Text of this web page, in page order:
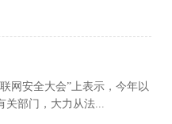
网安全大会”上表示，今年以
关部门，大力从法...